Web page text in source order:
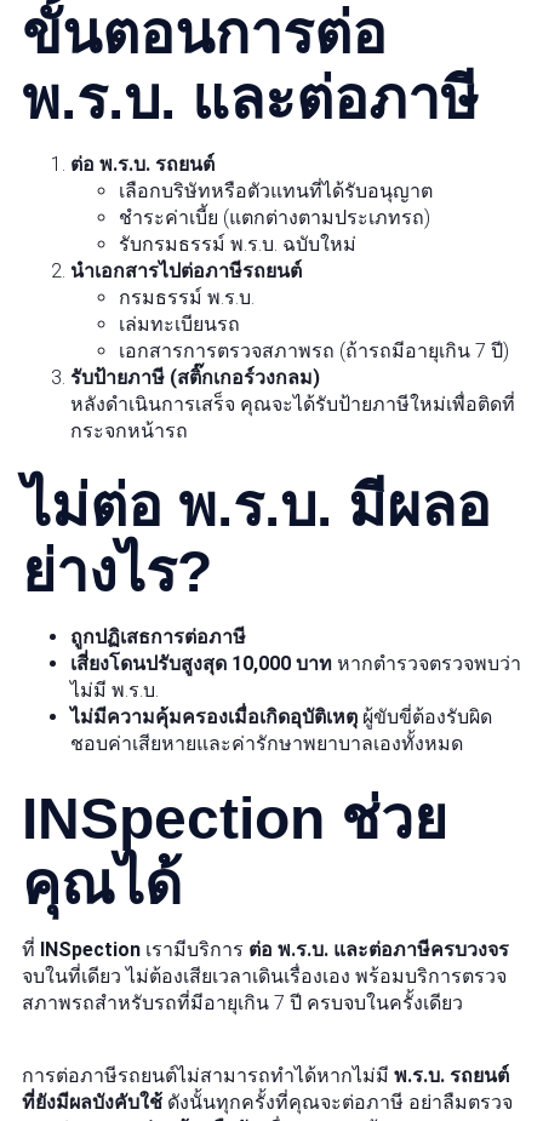
ขั้นตอนการต่อ
พ.ร.บ. และต่อภาษี
ต่อ พ.ร.บ. รถยนต์
เลือกบริษัทหรือตัวแทนที่ได้รับอนุญาต
ชำระค่าเบี้ย (แตกต่างตามประเภทรถ)
รับกรมธรรม์ พ.ร.บ. ฉบับใหม่
นำเอกสารไปต่อภาษีรถยนต์
กรมธรรม์ พ.ร.บ.
เล่มทะเบียนรถ
เอกสารการตรวจสภาพรถ (ถ้ารถมีอายุเกิน 7 ปี)
รับป้ายภาษี (สติ๊กเกอร์วงกลม)
หลังดำเนินการเสร็จ คุณจะได้รับป้ายภาษีใหม่เพื่อติดที่
กระจกหน้ารถ
ไม่ต่อ พ.ร.บ. มีผลอ
ย่างไร?
ถูกปฏิเสธการต่อภาษี
เสี่ยงโดนปรับสูงสุด 10,000 บาท หากตำรวจตรวจพบว่า
ไม่มี พ.ร.บ.
ไม่มีความคุ้มครองเมื่อเกิดอุบัติเหตุ ผู้ขับขี่ต้องรับผิด
ชอบค่าเสียหายและค่ารักษาพยาบาลเองทั้งหมด
INSpection ช่วย
คุณได้
ที่ INSpection เรามีบริการ ต่อ พ.ร.บ. และต่อภาษีครบวงจร
จบในที่เดียว ไม่ต้องเสียเวลาเดินเรื่องเอง พร้อมบริการตรวจ
สภาพรถสำหรับรถที่มีอายุเกิน 7 ปี ครบจบในครั้งเดียว
การต่อภาษีรถยนต์ไม่สามารถทำได้หากไม่มี พ.ร.บ. รถยนต์
ที่ยังมีผลบังคับใช้ ดังนั้นทุกครั้งที่คุณจะต่อภาษี อย่าลืมตรวจ